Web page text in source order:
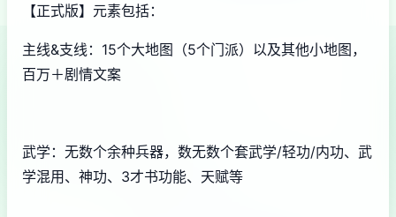
【正式版】元素包括：
主线&支线：15个大地图（5个门派）以及其他小地图，
百万＋剧情文案
武学：无数个余种兵器，数无数个套武学/轻功/内功、武
学混用、神功、3才书功能、天赋等